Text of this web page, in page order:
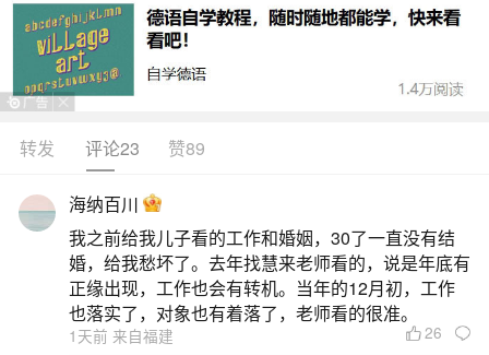
生活中像大荔清明节习俗都是很常见的问题，
但是小问题不注意可能会引起大麻烦，下面就这个
问题给大家做一些解读：
一、如何祭祖
第三，备糕点。水果代表阴，糕点代表阳。祭
转发 评论23 赞89
海纳百川
我之前给我儿子看的工作和婚姻，30了一直没有结
婚，给我愁坏了。去年找慧来老师看的，说是年底有
正缘出现，工作也会有转机。当年的12月初，工作
也落实了，对象也有着落了，老师看的很准。
1天前 来自福建 26